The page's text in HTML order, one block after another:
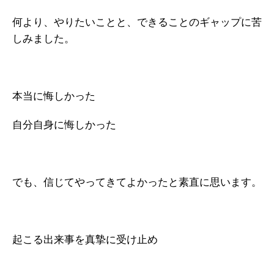
何より、やりたいことと、できることのギャップに苦
しみました。
本当に悔しかった
自分自身に悔しかった
でも、信じてやってきてよかったと素直に思います。
起こる出来事を真摯に受け止め